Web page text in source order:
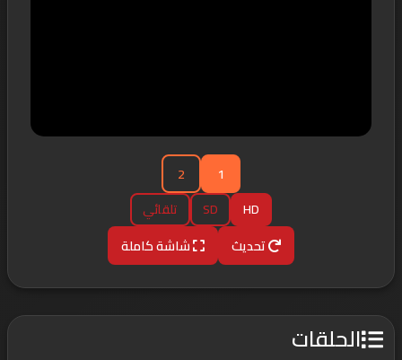
1
2
HD
SD تلقائي
تحديث شاشة كاملة
الحلقات